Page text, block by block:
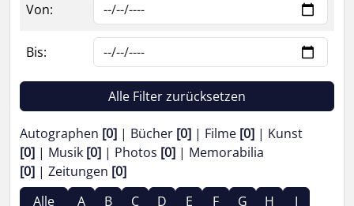
Von:
Bis:
Alle Filter zurücksetzen
Autographen [0] Bücher [0] Filme [0]
Kunst
[0]
Musik [0] Photos [0]
Memorabilia
[0]
Zeitungen [0]
Alle
A B C D E F G H
I